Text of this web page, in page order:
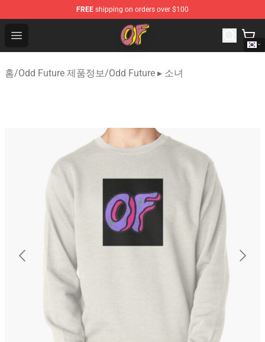
FREE shipping on orders over $100
Open menu
Odd Future Shop - Official Odd Future Merchandise Store
홈/Odd Future 제품정보/Odd Future ▸ 소녀